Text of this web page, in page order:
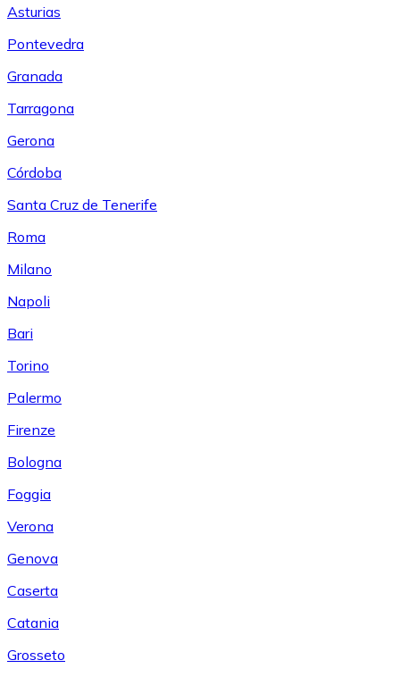
Asturias
Pontevedra
Granada
Tarragona
Gerona
Córdoba
Santa Cruz de Tenerife
Roma
Milano
Napoli
Bari
Torino
Palermo
Firenze
Bologna
Foggia
Verona
Genova
Caserta
Catania
Grosseto